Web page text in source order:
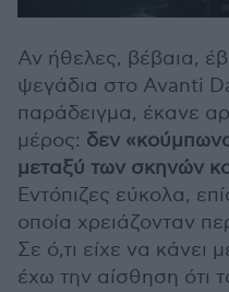
Αν ήθελες, βέβαια,
ψεγάδια στο Avanti
παράδειγμα, έκανε
μέρος: δεν
μεταξύ των σκηνών
Εντόπιζες εύκολα,
οποία χρειάζονταν
Σε ό,τι είχε να κάνει
έχω την αίσθηση ότι